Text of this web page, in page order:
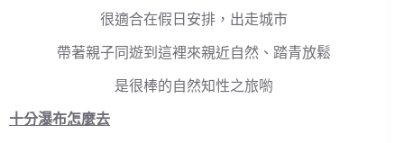
很適合在假日安排，出走城市
帶著親子同遊到這裡來親近自然、踏青放鬆
是很棒的自然知性之旅喲
十分瀑布怎麼去